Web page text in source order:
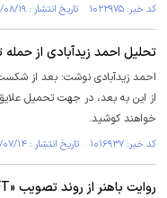
کد خبر: ۱۰۲۲۹۷۵ تاریخ انتشار : ۱۴۰۴/۰۸/۱۹
تحلیل احمد زیدآبادی از
احمد زیدآبادی نوشت: بعد از شکست
از این به بعد، در جهت تحمیل
خواهند کوشید.
کد خبر: ۱۰۱۶۹۳۷ تاریخ انتشار : ۱۴۰۴/۰۷/۱۴
روایت باهنر از روند تصویب «CFT» در مجمع تشخیص